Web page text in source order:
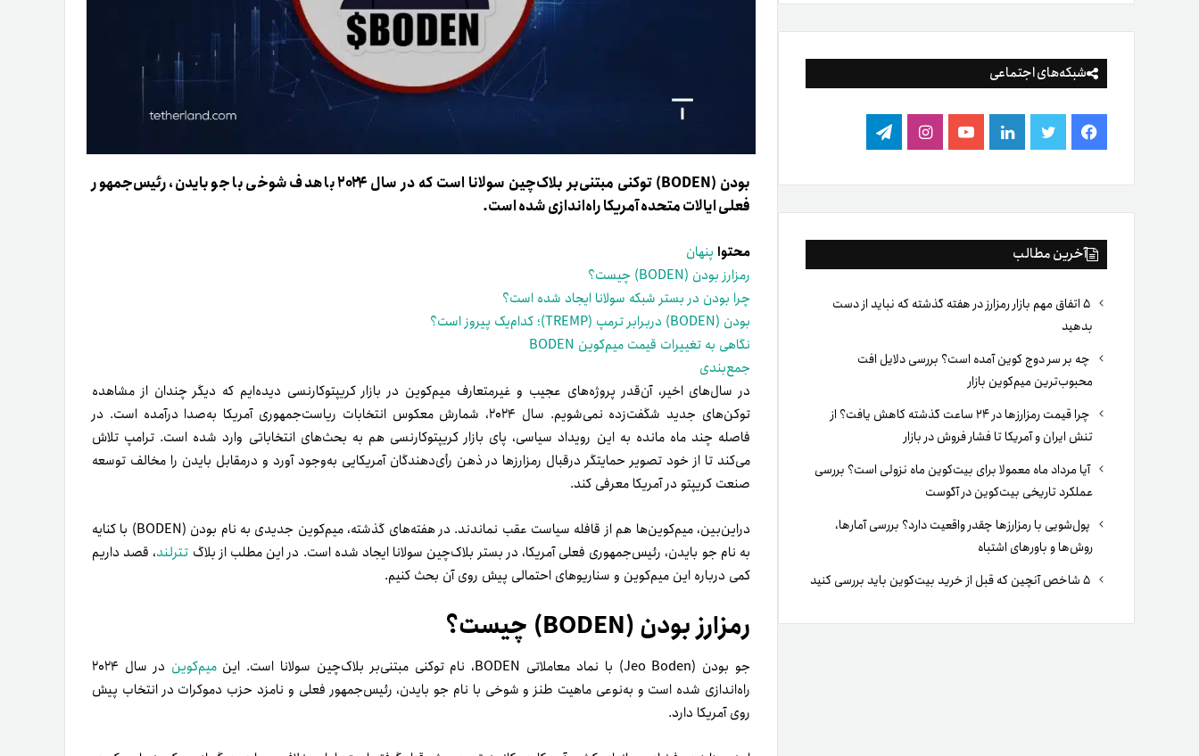
شبکه‌های اجتماعی
فیس
بوک
توییتر لینکدینیوتیوباینستاگرام
تلگرام
آخرین مطالب
۵ اتفاق مهم بازار رمزارز در هفته گذشته که نباید از دست
بدهید
چه بر سر دوج کوین آمده است؟ بررسی دلایل افت
محبوب‌ترین میم‌کوین بازار
چرا قیمت رمزارزها در ۲۴ ساعت گذشته کاهش یافت؟ از
تنش ایران و آمریکا تا فشار فروش در بازار
آیا مرداد ماه معمولا برای بیت‌کوین ماه نزولی است؟ بررسی
عملکرد تاریخی بیت‌کوین در آگوست
پول‌شویی با رمزارزها چقدر واقعیت دارد؟ بررسی آمارها،
روش‌ها و باورهای اشتباه
بودن (BODEN) توکنی مبتنی‌بر بلاک‌چین سولانا است که در سال ۲۰۲۴ با هدف شوخی با جو بایدن، رئیس‌جمهور
فعلی ایالات متحده آمریکا راه‌اندازی شده است.
محتوا پنهان
رمزارز بودن (BODEN) چیست؟
چرا بودن در بستر شبکه سولانا ایجاد شده است؟
بودن (BODEN) دربرابر ترمپ (TREMP)؛ کدام‌یک پیروز است؟
نگاهی به تغییرات قیمت میم‌کوین BODEN
جمع‌بندی
در سال‌های اخیر، آن‌قدر پروژه‌های عجیب و غیرمتعارف میم‌کوین در بازار کریپتوکارنسی دیده‌ایم که دیگر چندان از مشاهده
توکن‌های جدید شگفت‌زده نمی‌شویم. سال ۲۰۲۴، شمارش معکوس انتخابات ریاست‌جمهوری آمریکا به‌صدا درآمده است. در
فاصله چند ماه مانده به این رویداد سیاسی، پای بازار کریپتوکارنسی هم به بحث‌های انتخاباتی وارد شده است. ترامپ تلاش
می‌کند تا از خود تصویر حمایتگر درقبال رمزارزها در ذهن رأی‌دهندگان آمریکایی به‌وجود آورد و درمقابل بایدن را مخالف توسعه
صنعت کریپتو در آمریکا معرفی کند.
در‌این‌بین، میم‌کوین‌ها هم از قافله سیاست عقب نماندند. در هفته‌های گذشته، میم‌کوین جدیدی به‌ نام بودن (BODEN) با کنایه
به نام جو بایدن، رئیس‌جمهوری فعلی آمریکا، در بستر بلاک‌چین سولانا ایجاد شده است. در این مطلب از بلاگ تترلند، قصد داریم
کمی درباره این میم‌کوین و سناریوهای احتمالی پیش روی آن بحث کنیم.
رمزارز بودن (BODEN) چیست؟
جو بودن (Jeo Boden) با نماد معاملاتی BODEN، نام توکنی مبتنی‌بر بلاک‌چین سولانا است. این میم‌کوین
در سال ۲۰۲۴
راه‌اندازی شده است و به‌نوعی ماهیت طنز و شوخی با نام جو بایدن، رئیس‌جمهور فعلی و نامزد حزب دموکرات در انتخاب پیش
روی آمریکا دارد.